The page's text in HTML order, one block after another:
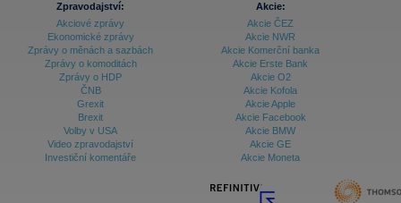
Zpravodajství:
Akciové zprávy
Ekonomické zprávy
Zprávy o měnách a sazbách
Zprávy o komoditách
Zprávy o HDP
ČNB
Grexit
Brexit
Volby v USA
Video zpravodajství
Investiční komentáře
Akcie:
Akcie ČEZ
Akcie NWR
Akcie Komerční banka
Akcie Erste Bank
Akcie O2
Akcie Kofola
Akcie Apple
Akcie Facebook
Akcie BMW
Akcie GE
Akcie Moneta